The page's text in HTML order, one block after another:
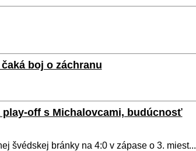
boj o záchranu
play-off s Michalovcami, budúcnosť
švédskej bránky na 4:0 v zápase o 3. miest...